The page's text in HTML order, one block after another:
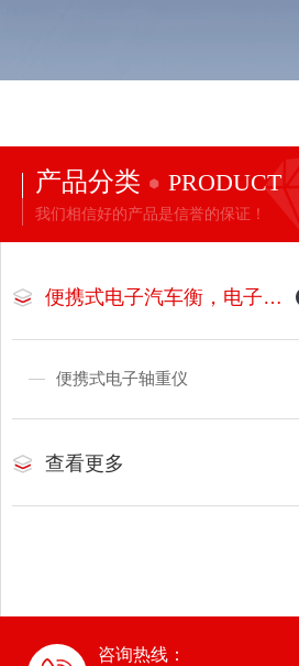
产品分类 PRODUCT
我们相信好的产品是信誉的保证！
便携式电子汽车衡，电子地磅
便携式电子轴重仪
查看更多
咨询热线：